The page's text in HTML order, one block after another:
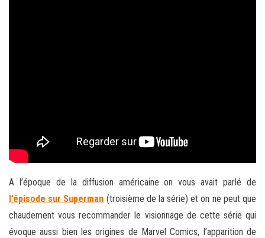
A l’époque de la diffusion américaine on vous avait parlé de
l’épisode sur Superman (troisième de la série) et on ne peut que
chaudement vous recommander le visionnage de cette série qui
évoque aussi bien les origines de Marvel Comics, l’apparition de